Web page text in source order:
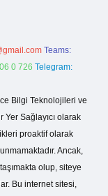
Teams:
0 726 Telegram:
Bilgi Teknolojileri ve
Yer Sağlayıcı olarak
proaktif olarak
Ancak,
olup, siteye
Bu internet sitesi,